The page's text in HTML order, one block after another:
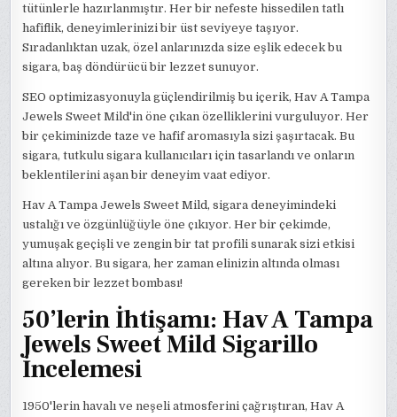
tütünlerle hazırlanmıştır. Her bir nefeste hissedilen tatlı
hafiflik, deneyimlerinizi bir üst seviyeye taşıyor.
Sıradanlıktan uzak, özel anlarınızda size eşlik edecek bu
sigara, baş döndürücü bir lezzet sunuyor.
SEO optimizasyonuyla güçlendirilmiş bu içerik, Hav A Tampa
Jewels Sweet Mild'in öne çıkan özelliklerini vurguluyor. Her
bir çekiminizde taze ve hafif aromasıyla sizi şaşırtacak. Bu
sigara, tutkulu sigara kullanıcıları için tasarlandı ve onların
beklentilerini aşan bir deneyim vaat ediyor.
Hav A Tampa Jewels Sweet Mild, sigara deneyimindeki
ustalığı ve özgünlüğüyle öne çıkıyor. Her bir çekimde,
yumuşak geçişli ve zengin bir tat profili sunarak sizi etkisi
altına alıyor. Bu sigara, her zaman elinizin altında olması
gereken bir lezzet bombası!
50’lerin İhtişamı: Hav A Tampa
Jewels Sweet Mild Sigarillo
İncelemesi
1950'lerin havalı ve neşeli atmosferini çağrıştıran, Hav A